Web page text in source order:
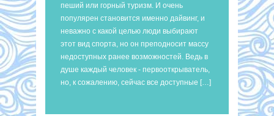
пеший или горный туризм. И очень
популярен становится именно дайвинг, и
неважно с какой целью люди выбирают
этот вид спорта, но он преподносит массу
недоступных ранее возможностей. Ведь в
душе каждый человек - первооткрыватель,
но, к сожалению, сейчас все доступные […]